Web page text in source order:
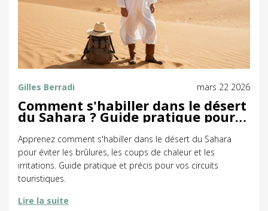
Gilles Berradi mars 22 2026
Comment s'habiller dans le désert
du Sahara ? Guide pratique pour
survivre aux extrêmes
Apprenez comment s'habiller dans le désert du Sahara
pour éviter les brûlures, les coups de chaleur et les
irritations. Guide pratique et précis pour vos circuits
touristiques.
Lire la suite